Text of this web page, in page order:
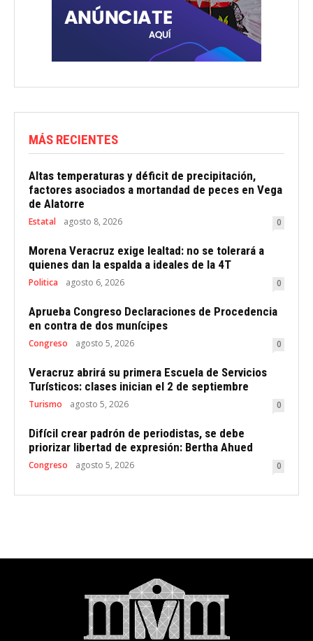
MÁS RECIENTES
Altas temperaturas y déficit de precipitación,
factores asociados a mortandad de peces en Vega
de Alatorre
Estatal agosto 8, 2026 0
Morena Veracruz exige lealtad: no se tolerará a
quienes dan la espalda a ideales de la 4T
Politica agosto 6, 2026 0
Aprueba Congreso Declaraciones de Procedencia
en contra de dos munícipes
Congreso agosto 5, 2026 0
Veracruz abrirá su primera Escuela de Servicios
Turísticos: clases inician el 2 de septiembre
Turismo agosto 5, 2026 0
Difícil crear padrón de periodistas, se debe
priorizar libertad de expresión: Bertha Ahued
Congreso agosto 5, 2026 0